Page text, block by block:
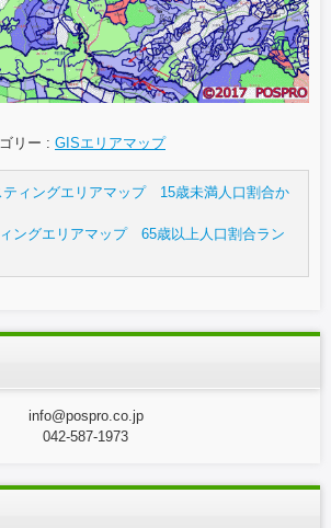
リー : GISエリアマップ
ティングエリアマップ 15歳未満人口割合か
ングエリアマップ 65歳以上人口割合ラン
info@pospro.co.jp
042-587-1973